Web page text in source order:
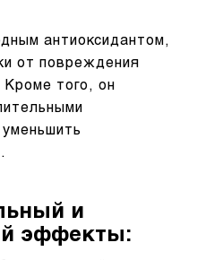
антиоксидантом,
от повреждения
того, он
и
эффекты: